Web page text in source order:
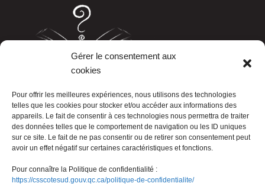
Gérer le consentement aux
cookies
Pour offrir les meilleures expériences, nous utilisons des technologies
telles que les cookies pour stocker et/ou accéder aux informations des
appareils. Le fait de consentir à ces technologies nous permettra de traiter
des données telles que le comportement de navigation ou les ID uniques
sur ce site. Le fait de ne pas consentir ou de retirer son consentement peut
avoir un effet négatif sur certaines caractéristiques et fonctions.
Pour connaître la Politique de confidentialité :
https://csscotesud.gouv.qc.ca/politique-de-confidentialite/
LISTE TÉLÉPHONIQUE
Nous joindre